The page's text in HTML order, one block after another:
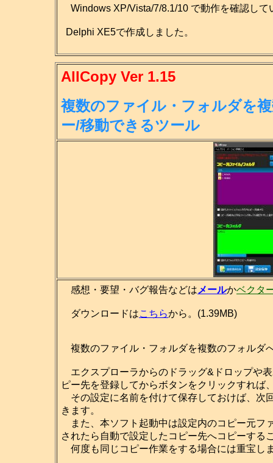
Windows XP/Vista/7/8.1/10 で動作を確認して
Delphi XE5で作成しました。
AllCopy Ver 1.15
複数のファイル・フォルダを
ー/移動できるツール
感想・要望・バグ報告などは メールかベクタ
ダウンロードはこちらから。(1.39MB)
複数のファイル・フォルダを複数のフォルダ
エクスプローラからのドラッグ&ドロップや
ピー先を登録してからボタンをクリックすれば
その設定に名前を付けて保存しておけば、次
きます。
また、本ソフト起動中は設定内のコピー元フ
されたら自動で設定したコピー先へコピーする
何度も同じコピー作業をする場合には重宝し